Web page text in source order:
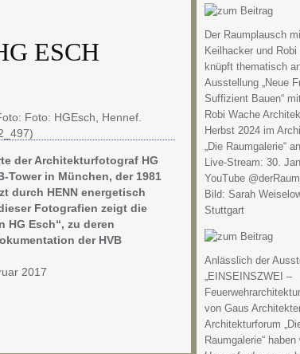
ESCH
der Architekturfotograf HG
Tower in München, der 1981
durch HENN energetisch
Fotografien zeigt die
HG Esch“, zu deren
der HVB
2017
Der Raumplausch
Keilhacker und Robi
knüpft thematisch
Ausstellung „Neue
Suffizient Bauen“
Robi Wache
Herbst 2024 im
„Die Raumgalerie“
Live-Stream: 30.
YouTube
Bild: Sarah
Stuttgart
Anlässlich der
„EINSEINSZWEI –
von Gaus
Architekturforum
Raumgalerie“